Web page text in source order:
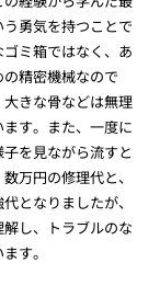
勇気を持つことで
ミ箱ではなく、あ
精密機械なので
きな骨などは無理
す。また、一度に
を見ながら流すと
万円の修理代と、
となりましたが、
し、トラブルのな
す。